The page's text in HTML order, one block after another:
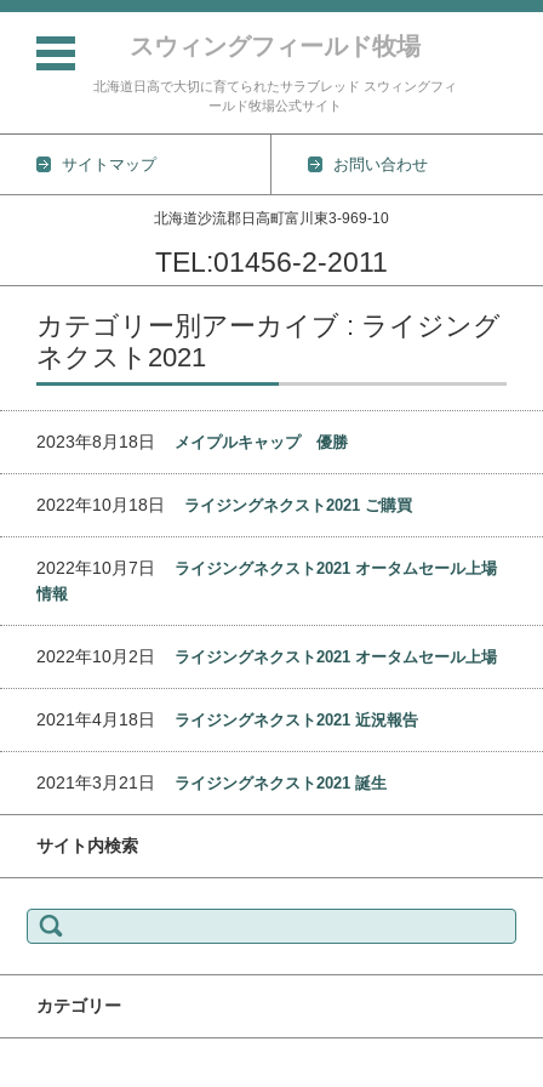
スウィングフィールド牧場
北海道日高で大切に育てられたサラブレッド スウィングフィ
ールド牧場公式サイト
サイトマップ お問い合わせ
北海道沙流郡日高町富川東3-969-10
TEL:01456-2-2011
コンテンツに移動
カテゴリー別アーカイブ : ライジング
ネクスト2021
2023年8月18日 メイプルキャップ 優勝
2022年10月18日 ライジングネクスト2021 ご購買
2022年10月7日 ライジングネクスト2021 オータムセール上場
情報
2022年10月2日 ライジングネクスト2021 オータムセール上場
2021年4月18日 ライジングネクスト2021 近況報告
2021年3月21日 ライジングネクスト2021 誕生
サイト内検索
検索:
カテゴリー